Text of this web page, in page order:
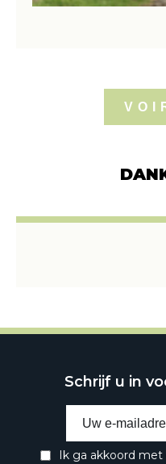
Schrijf u in
Ik ga akkoord met